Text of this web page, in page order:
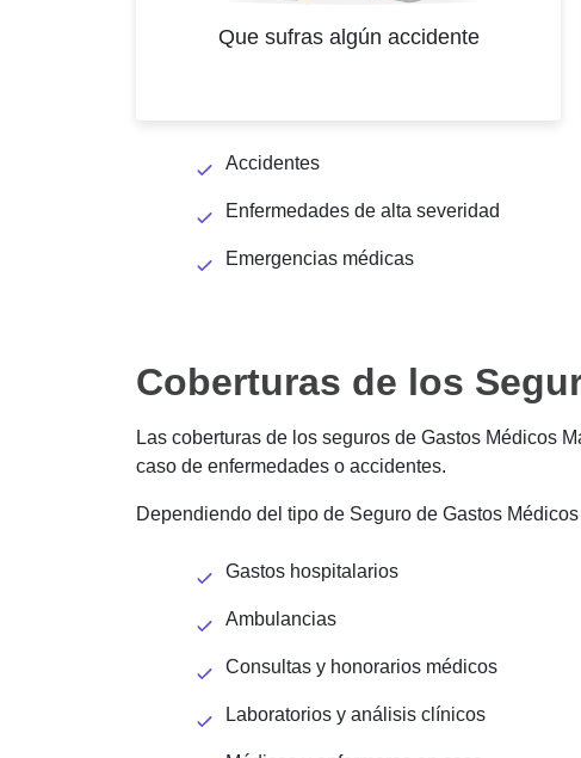
Que sufras algún accidente
Accidentes
Enfermedades de alta severidad
Emergencias médicas
Coberturas de los
Las coberturas de los seguros de Gastos Médicos
caso de enfermedades o accidentes.
Dependiendo del tipo de Seguro de Gastos
Gastos hospitalarios
Ambulancias
Consultas y honorarios médicos
Laboratorios y análisis clínicos